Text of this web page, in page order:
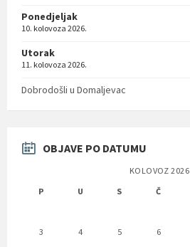
Ponedjeljak
10. kolovoza 2026.
Utorak
11. kolovoza 2026.
Dobrodošli u Domaljevac
OBJAVE PO DATUMU
KOLOVOZ 2026
P
U S Č
3
4 5 6